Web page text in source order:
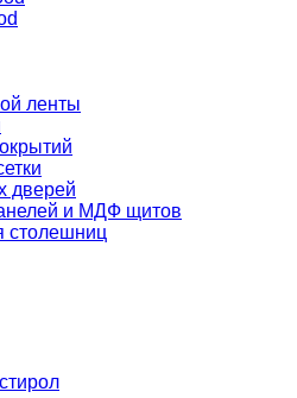
ленты
дверей
и МДФ щитов
столешниц